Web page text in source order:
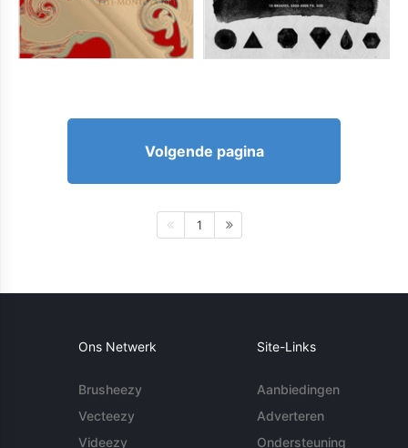
Volgende pagina
1
Ons Netwerk
Brusheezy
Vecteezy
Videezy
Site-Links
Aanbiedingen
Adverteren
Ondersteuning